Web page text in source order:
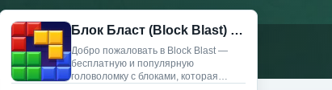
Блок Бласт (Block Blast) (Мод меню)
Добро пожаловать в Block Blast —
бесплатную и популярную
головоломку с блоками, которая